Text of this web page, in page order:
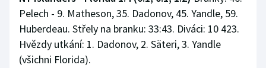
Pelech - 9. Matheson, 35. Dadonov, 45. Yandle, 59.
Huberdeau. Střely na branku: 33:43. Diváci: 10 423.
Hvězdy utkání: 1. Dadonov, 2. Säteri, 3. Yandle
(všichni Florida).